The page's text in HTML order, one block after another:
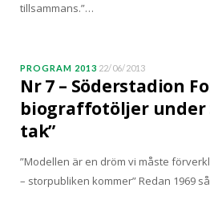
tillsammans.”…
PROGRAM 2013 22/06/2013
Nr 7 – Söderstadion
biograffotöljer under
tak”
”Modellen är en dröm vi måste
– storpubliken kommer” Redan 1969